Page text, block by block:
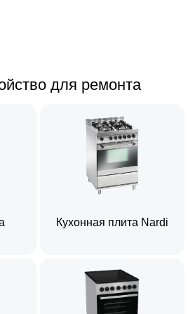
для ремонта
Кухонная плита Nardi